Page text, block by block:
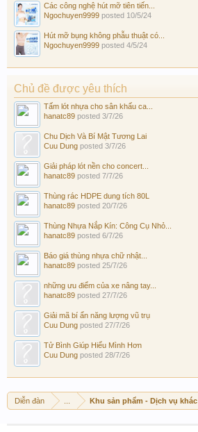
Các công nghệ hút mỡ tiên tiến...
Ngochuyen9999 posted 10/5/24
Hút mỡ bụng không phẫu thuật có...
Ngochuyen9999 posted 4/5/24
Chủ đề được yêu thích
Tấm lót nhựa cho sân khấu ca...
hanatc89 posted 3/7/26
Chu Dịch Và Bí Mật Tương Lai
Cuu Dung posted 3/7/26
Giải pháp lót nền cho concert...
hanatc89 posted 7/7/26
Thùng rác HDPE dung tích 80L
hanatc89 posted 20/7/26
Thùng Nhựa Nắp Kín: Công Cụ Nhỏ...
hanatc89 posted 6/7/26
Báo giá thùng nhựa chữ nhật...
hanatc89 posted 25/7/26
những ưu điểm của xe nâng tay...
hanatc89 posted 27/7/26
Giải mã bí ẩn năng lượng vũ trụ
Cuu Dung posted 27/7/26
Tử Bình Giúp Hiểu Mình Hơn
Cuu Dung posted 28/7/26
Diễn đàn Khu sản phẩm - Dịch vụ khác